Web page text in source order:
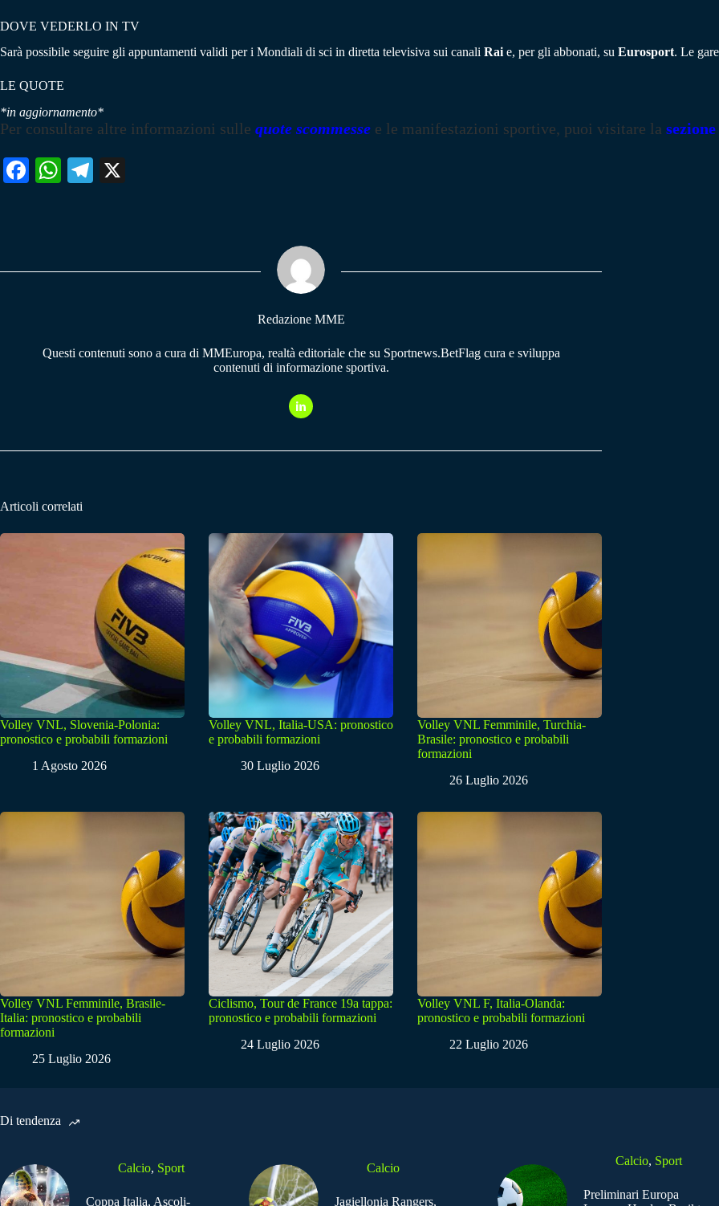
DOVE VEDERLO IN TV
Sarà possibile seguire gli appuntamenti validi per i Mondiali di sci in diretta televisiva sui canali Raie, per gli abbonati, su Eurosport. Le
LE QUOTE
*in aggiornamento*
Per consultare altre informazioni sulle quote scommesse e le manifestazioni sportive, puoi visitare la
Fa W
pp
Te
m
Redazione MME
Questi contenuti sono a cura di MMEuropa, realtà editoriale che su Sportnews.BetFlag cura e sviluppa
contenuti di informazione sportiva.
Articoli correlati
Volley VNL, Slovenia-Polonia:
pronostico e probabili formazioni
1 Agosto 2026
Volley VNL, Italia-USA: pronostico
e probabili formazioni
30 Luglio 2026
Volley VNL Femminile, Turchia-
Brasile: pronostico e probabili
formazioni
26 Luglio 2026
Volley VNL Femminile, Brasile-
Italia: pronostico e probabili
formazioni
25 Luglio 2026
Ciclismo, Tour de France 19a tappa:
pronostico e probabili formazioni
24 Luglio 2026
Volley VNL F, Italia-Olanda:
pronostico e probabili formazioni
22 Luglio 2026
Di tendenza
Calcio, Sport
Coppa Italia, Ascoli-
Calcio
Jagiellonia Rangers,
Calcio, Sport
Preliminari Europa